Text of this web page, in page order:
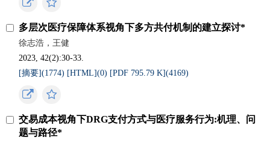
多层次医疗保障体系视角下多方共付机制的建立探讨*
徐志浩，王健
2023, 42(2):30-33.
[摘要](1774) [HTML](0) [PDF 795.79 K](4169)
交易成本视角下DRG支付方式与医疗服务行为:机理、问
题与路径*